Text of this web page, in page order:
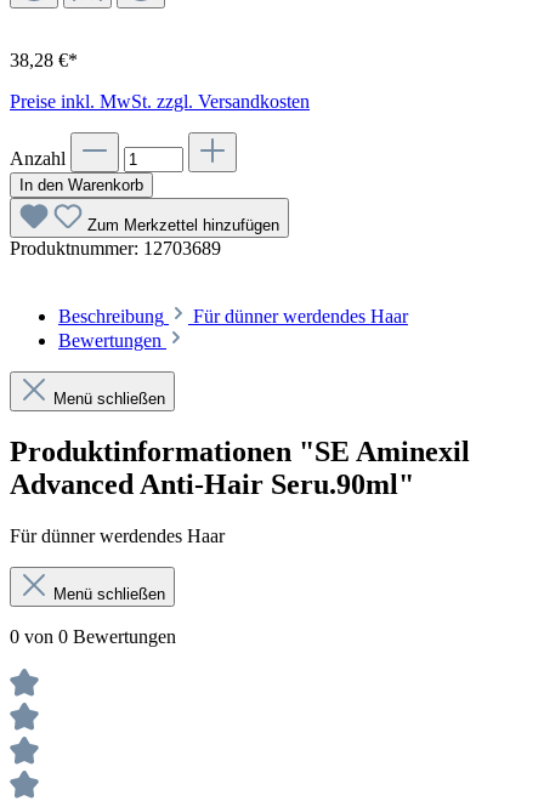
38,28 €*
Preise inkl. MwSt. zzgl. Versandkosten
Anzahl
In den Warenkorb
Zum Merkzettel hinzufügen
Produktnummer: 12703689
Beschreibung
Für dünner werdendes Haar
Bewertungen
Menü schließen
Produktinformationen "SE Aminexil
Advanced Anti-Hair Seru.90ml"
Für dünner werdendes Haar
Menü schließen
0 von 0 Bewertungen